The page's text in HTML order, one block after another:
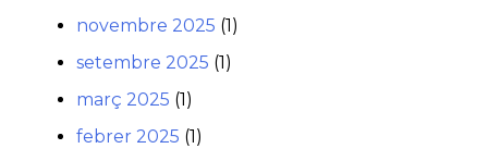
novembre 2025 (1)
setembre 2025 (1)
març 2025 (1)
febrer 2025 (1)